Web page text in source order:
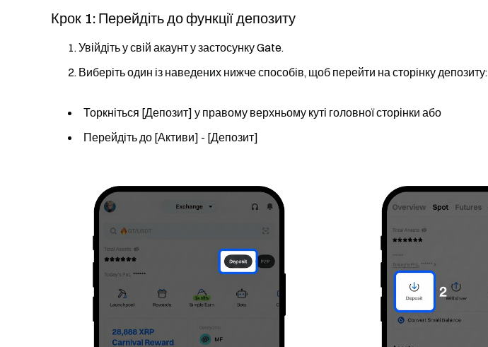
Крок 1: Перейдіть до функції депозиту
Увійдіть у свій акаунт у застосунку Gate.
Виберіть один із наведених нижче способів, щоб перейти на сторінку депозиту:
Торкніться [Депозит] у правому верхньому куті головної сторінки або
Перейдіть до [Активи] - [Депозит]